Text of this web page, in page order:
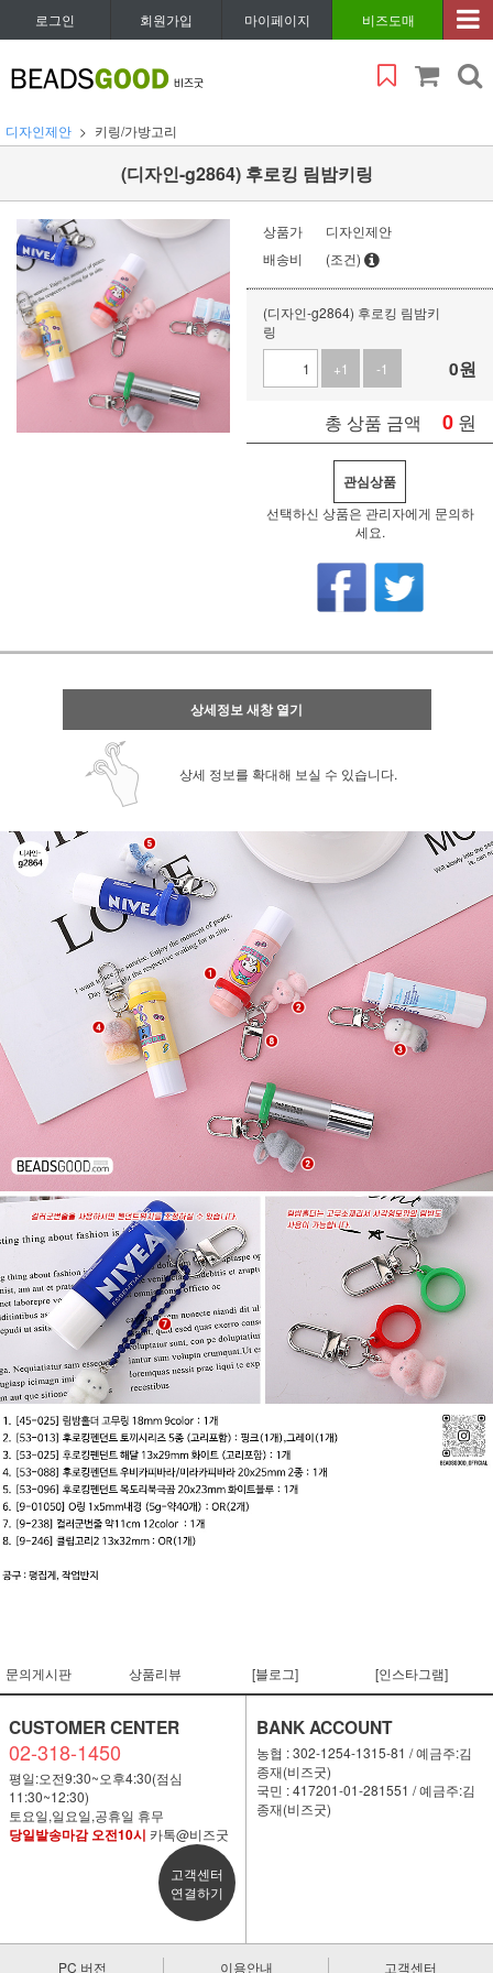
로그인 회원가입 마이페이지 비즈도매
디자인제안 키링/가방고리
(디자인-g2864) 후로킹 림밤키링
상품가
디자인제안
배송비
(조건)
(디자인-g2864) 후로킹 림밤키
링
+1
-1 0원
총 상품 금액 0 원
관심상품
선택하신 상품은 관리자에게 문의하
세요.
상세정보 새창 열기
상세 정보를 확대해 보실 수 있습니다.
문의게시판 상품리뷰 [블로그] [인스타그램]
CUSTOMER CENTER
02-318-1450
평일:오전9:30~오후4:30(점심
11:30~12:30)
토요일,일요일,공휴일 휴무
당일발송마감 오전10시 카톡@비즈굿
고객센터
연결하기
BANK ACCOUNT
농협 : 302-1254-1315-81 / 예금주:김
종재(비즈굿)
국민 : 417201-01-281551 / 예금주:김
종재(비즈굿)
PC 버전 이용안내 고객센터